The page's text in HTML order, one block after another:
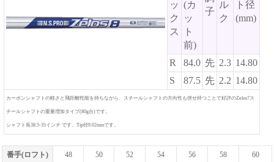
ッ
ク
ス
(カ
ッ
ト
前)
子
ル
ク
ト径
(mm)
R 84.0 先 2.3 14.80
S
87.5 先 2.2 14.80
カーボンシャフトの軽さと飛距離性能を持ちながら、スチールシャフトの方向性も併せ持つことで好評のZelos7ス
チールシャフトの重量増加タイプ(80g台)です。
シャフト長38.5-35インチ です。Tip径9.02mmです。
番手(ロフト) 48 50 52 54 56 58 60